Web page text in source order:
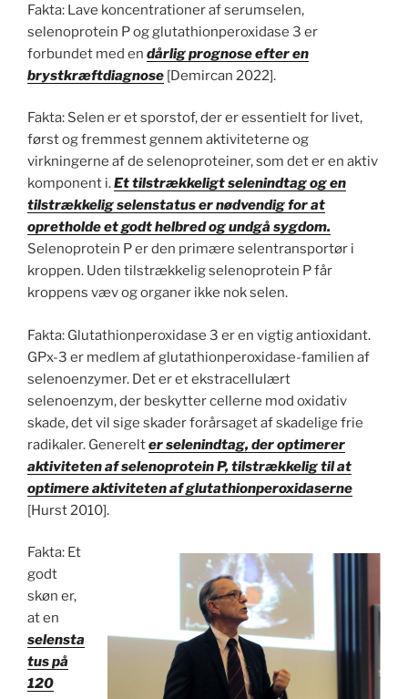
Fakta: Lave koncentrationer af serumselen,
selenoprotein P og glutathionperoxidase 3 er
forbundet med en dårlig prognose efter en
brystkræftdiagnose [Demircan 2022].
Fakta: Selen er et sporstof, der er essentielt for livet,
først og fremmest gennem aktiviteterne og
virkningerne af de selenoproteiner, som det er en aktiv
komponent i.Et tilstrækkeligt selenindtag og en
tilstrækkelig selenstatus er nødvendig for at
opretholde et godt helbred og undgå sygdom.
Selenoprotein P er den primære selentransportør i
kroppen. Uden tilstrækkelig selenoprotein P får
kroppens væv og organer ikke nok selen.
Fakta: Glutathionperoxidase 3 er en vigtig antioxidant.
GPx-3 er medlem af glutathionperoxidase-familien af
selenoenzymer. Det er et ekstracellulært
selenoenzym, der beskytter cellerne mod oxidativ
skade, det vil sige skader forårsaget af skadelige frie
radikaler. Generelter selenindtag, der optimerer
aktiviteten af selenoprotein P, tilstrækkelig til at
optimere aktiviteten af glutathionperoxidaserne
[Hurst 2010].
Fakta: Et
godt
skøn er,
at en
selensta
tus på
120